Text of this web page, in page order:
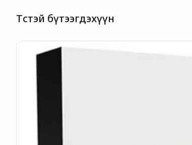
Төстэй бүтээгдэхүүн